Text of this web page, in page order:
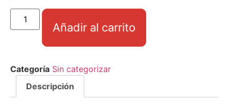
Añadir al carrito
Categoría Sin categorizar
Descripción